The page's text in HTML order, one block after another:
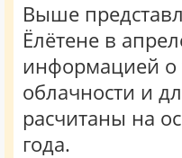
Выше
Ёлётене в
информацией о
облачности и
расчитаны на
года.